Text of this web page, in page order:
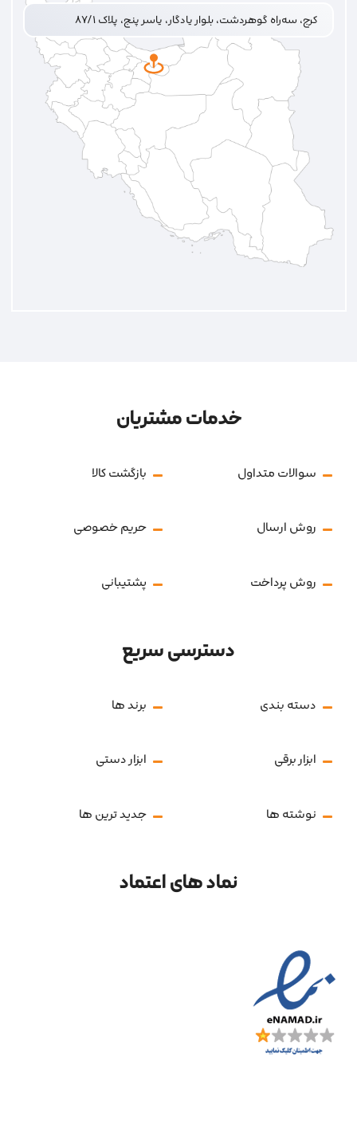
کرج، سه‌راه گوهردشت، بلوار یادگار، یاسر پنج، پلاک ۸۷/۱
خدمات مشتریان
سوالات متداول بازگشت کالا
روش ارسال حریم خصوصی
روش پرداخت پشتیبانی
دسترسی سریع
دسته بندی برند ها
ابزار برقی ابزار دستی
نوشته ها جدید ترین ها
نماد های اعتماد